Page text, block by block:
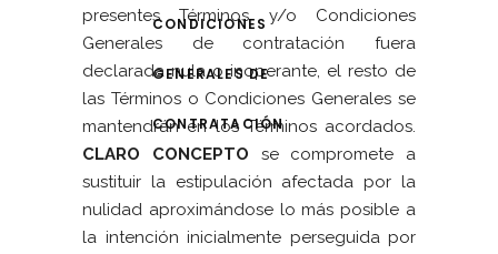
CONDICIONES
GENERALES DE
CONTRATACIÓN
presentes Términos y/o Condiciones
Generales de contratación fuera
declarada nula o inoperante, el resto de
las Términos o Condiciones Generales se
mantendrán en los Términos acordados.
CLARO CONCEPTO
se compromete a
sustituir la estipulación afectada por la
nulidad aproximándose lo más posible a
la intención inicialmente perseguida por